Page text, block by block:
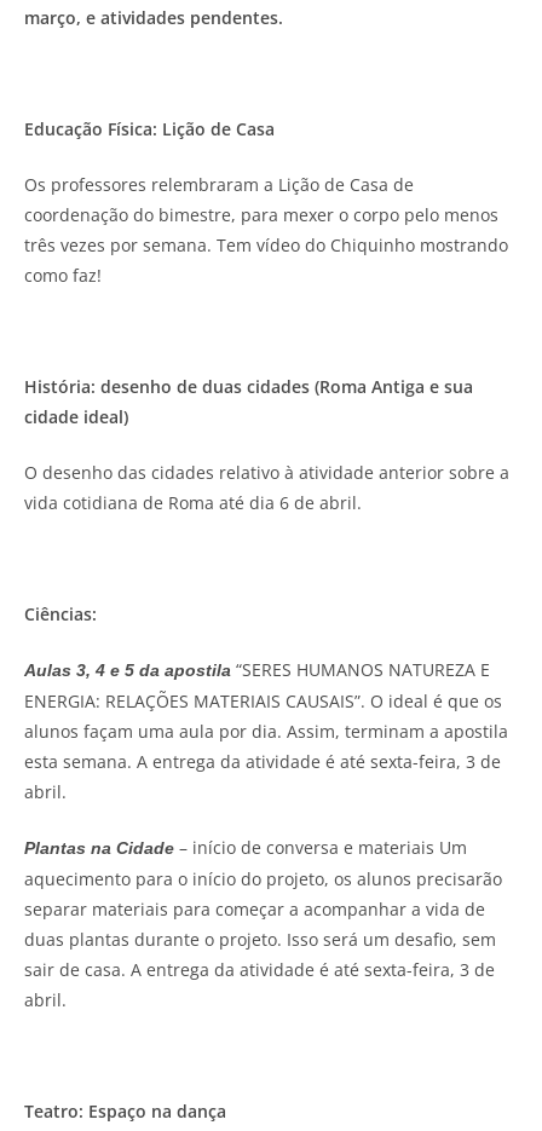
março, e atividades pendentes.
Educação Física: Lição de Casa
Os professores relembraram a Lição de Casa de
coordenação do bimestre, para mexer o corpo pelo menos
três vezes por semana. Tem vídeo do Chiquinho mostrando
como faz!
História: desenho de duas cidades (Roma Antiga e sua
cidade ideal)
O desenho das cidades relativo à atividade anterior sobre a
vida cotidiana de Roma até dia 6 de abril.
Ciências:
Aulas 3, 4 e 5 da apostila “SERES HUMANOS NATUREZA E
ENERGIA: RELAÇÕES MATERIAIS CAUSAIS”. O ideal é que os
alunos façam uma aula por dia. Assim, terminam a apostila
esta semana. A entrega da atividade é até sexta-feira, 3 de
abril.
Plantas na Cidade – início de conversa e materiais Um
aquecimento para o início do projeto, os alunos precisarão
separar materiais para começar a acompanhar a vida de
duas plantas durante o projeto. Isso será um desafio, sem
sair de casa. A entrega da atividade é até sexta-feira, 3 de
abril.
Teatro: Espaço na dança